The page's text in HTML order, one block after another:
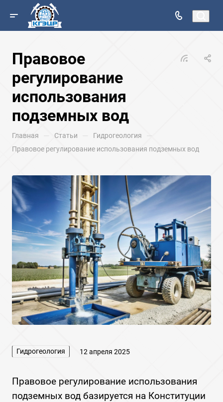
Правовое
регулирование
использования
подземных вод
Главная — Статьи — Гидрогеология —
Правовое регулирование использования подземных вод
Гидрогеология 12 апреля 2025
Правовое регулирование использования
подземных вод базируется на Конституции